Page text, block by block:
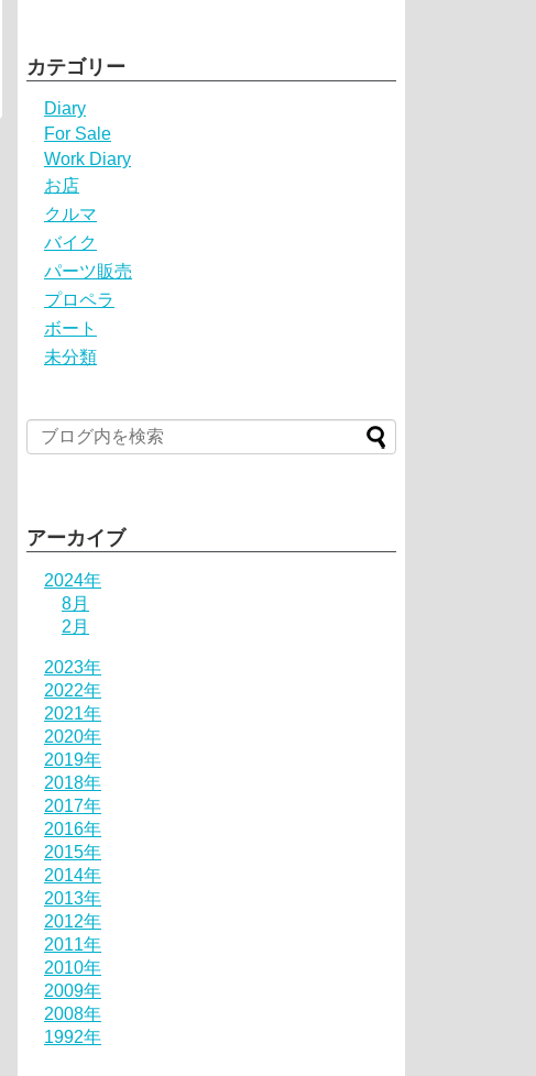
カテゴリー
Diary
For Sale
Work Diary
お店
クルマ
バイク
パーツ販売
プロペラ
ボート
未分類
アーカイブ
2024年
8月
2月
2023年
2022年
2021年
2020年
2019年
2018年
2017年
2016年
2015年
2014年
2013年
2012年
2011年
2010年
2009年
2008年
1992年